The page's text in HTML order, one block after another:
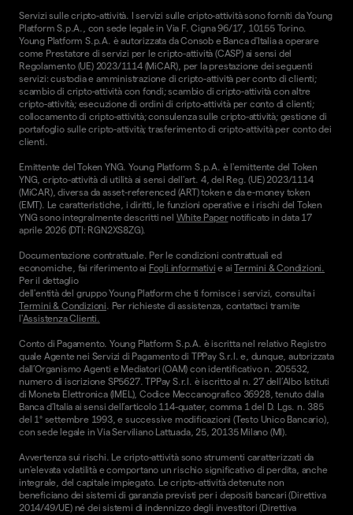
Servizi sulle cripto-attività. I servizi sulle cripto-attività sono forniti da Young
Platform S.p.A., con sede legale in Via F. Cigna 96/17, 10155 Torino.
Young Platform S.p.A. è autorizzata da Consob e Banca d'Italia a operare
come Prestatore di servizi per le cripto-attività (CASP) ai sensi del
Regolamento (UE) 2023/1114 (MiCAR), per la prestazione dei seguenti
servizi: custodia e amministrazione di cripto-attività per conto di clienti;
scambio di cripto-attività con fondi; scambio di cripto-attività con altre
cripto-attività; esecuzione di ordini di cripto-attività per conto di clienti;
collocamento di cripto-attività; consulenza sulle cripto-attività; gestione di
portafoglio sulle cripto-attività; trasferimento di cripto-attività per conto dei
clienti.
Emittente del Token YNG. Young Platform S.p.A. è l'emittente del Token
YNG, cripto-attività di utilità ai sensi dell'art. 4, del Reg. (UE) 2023/1114
(MiCAR), diversa da asset-referenced (ART) token e da e-money token
(EMT). Le caratteristiche, i diritti, le funzioni operative e i rischi del Token
YNG sono integralmente descritti nel White Papernotificato in data 17
aprile 2026 (DTI: RGN2XS8ZG).
Documentazione contrattuale. Per le condizioni contrattuali ed
economiche, fai riferimento ai Fogli informativi e aiTermini & Condizioni.
Per il dettaglio
dell'entità del gruppo Young Platform che ti fornisce i servizi, consulta i
Termini & Condizioni . Per richieste di assistenza, contattaci tramite
l'Assistenza Clienti.
Conto di Pagamento. Young Platform S.p.A. è iscritta nel relativo Registro
quale Agente nei Servizi di Pagamento di TPPay S.r.l. e, dunque, autorizzata
dall’Organismo Agenti e Mediatori (OAM) con identificativo n. 205532,
numero di iscrizione SP5627. TPPay S.r.l. è iscritto al n. 27 dell’Albo Istituti
di Moneta Elettronica (IMEL), Codice Meccanografico 36928, tenuto dalla
Banca d’Italia ai sensi dell’articolo 114-quater, comma 1 del D. Lgs. n. 385
del 1° settembre 1993, e successive modificazioni (Testo Unico Bancario),
con sede legale in Via Serviliano Lattuada, 25, 20135 Milano (MI).
Avvertenza sui rischi. Le cripto-attività sono strumenti caratterizzati da
un'elevata volatilità e comportano un rischio significativo di perdita, anche
integrale, del capitale impiegato. Le cripto-attività detenute non
beneficiano dei sistemi di garanzia previsti per i depositi bancari (Direttiva
2014/49/UE) né dei sistemi di indennizzo degli investitori (Direttiva